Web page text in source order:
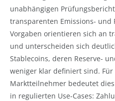
unabhängigen
transparenten Emissions- und
Vorgaben orientieren sich an
und unterscheiden sich
Stablecoins, deren Reserve-
weniger klar definiert sind. Für
Marktteilnehmer bedeutet
in regulierten Use-Cases: